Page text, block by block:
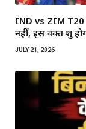
IND vs ZIM T20
नहीं, इस वक्त शुरू
JULY 21, 2026